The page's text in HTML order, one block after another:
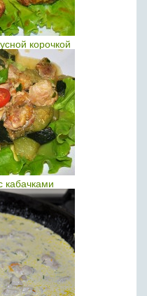
корочкой
кабачками